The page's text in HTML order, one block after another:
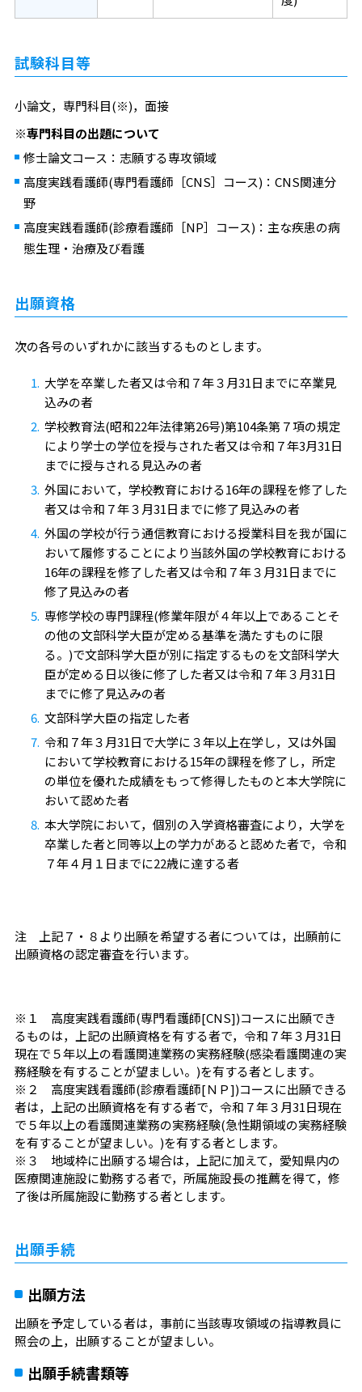
試験科目等
小論文，専門科目(※)，面接
※専門科目の出題について
修士論文コース：志願する専攻領域
高度実践看護師(専門看護師［CNS］コース)：CNS関連分
野
高度実践看護師(診療看護師［NP］コース)：主な疾患の病
態生理・治療及び看護
出願資格
次の各号のいずれかに該当するものとします。
大学を卒業した者又は令和７年３月31日までに卒業見
込みの者
学校教育法(昭和22年法律第26号)第104条第７項の規定
により学士の学位を授与された者又は令和７年3月31日
までに授与される見込みの者
外国において，学校教育における16年の課程を修了した
者又は令和７年３月31日までに修了見込みの者
外国の学校が行う通信教育における授業科目を我が国に
おいて履修することにより当該外国の学校教育における
16年の課程を修了した者又は令和７年３月31日までに
修了見込みの者
専修学校の専門課程(修業年限が４年以上であることそ
の他の文部科学大臣が定める基準を満たすものに限
る。)で文部科学大臣が別に指定するものを文部科学大
臣が定める日以後に修了した者又は令和７年３月31日
までに修了見込みの者
文部科学大臣の指定した者
令和７年３月31日で大学に３年以上在学し，又は外国
において学校教育における15年の課程を修了し，所定
の単位を優れた成績をもって修得したものと本大学院に
おいて認めた者
本大学院において，個別の入学資格審査により，大学を
卒業した者と同等以上の学力があると認めた者で，令和
７年４月１日までに22歳に達する者
注 上記７・８より出願を希望する者については，出願前に
出願資格の認定審査を行います。
※１ 高度実践看護師(専門看護師[CNS])コースに出願でき
るものは，上記の出願資格を有する者で，令和７年３月31日
現在で５年以上の看護関連業務の実務経験(感染看護関連の実
務経験を有することが望ましい。)を有する者とします。
※２ 高度実践看護師(診療看護師[ＮＰ])コースに出願できる
者は，上記の出願資格を有する者で，令和７年３月31日現在
で５年以上の看護関連業務の実務経験(急性期領域の実務経験
を有することが望ましい。)を有する者とします。
※３ 地域枠に出願する場合は，上記に加えて，愛知県内の
医療関連施設に勤務する者で，所属施設長の推薦を得て，修
了後は所属施設に勤務する者とします。
出願手続
出願方法
出願を予定している者は，事前に当該専攻領域の指導教員に
照会の上，出願することが望ましい。
出願手続書類等